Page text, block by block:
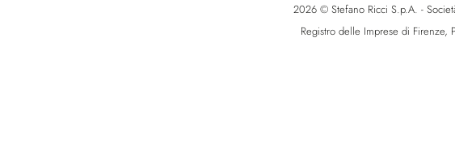
2026 © Stefano Ricci S.p.A. -
Registro delle Imprese di